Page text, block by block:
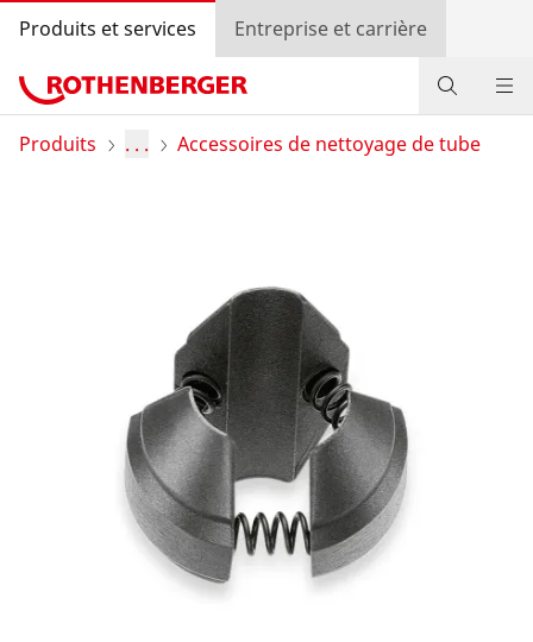
Produits et services Entreprise et carrière
Produits
Recherche de revendeurs
Sélection du pays
Entreprise et carrière
Produits . . . Accessoires de nettoyage de tube